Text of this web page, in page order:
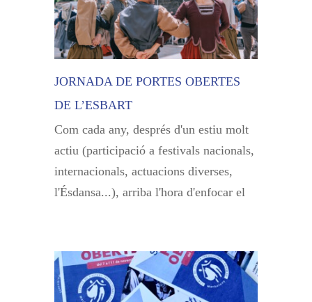
JORNADA DE PORTES OBERTES
DE L’ESBART
Com cada any, després d'un estiu molt
actiu (participació a festivals nacionals,
internacionals, actuacions diverses,
l'Ésdansa...), arriba l'hora d'enfocar el